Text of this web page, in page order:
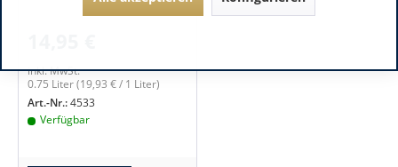
inkl. MwSt.
0.75 Liter(19,93 € / 1 Liter)
Art.-Nr.:4533
Verfügbar